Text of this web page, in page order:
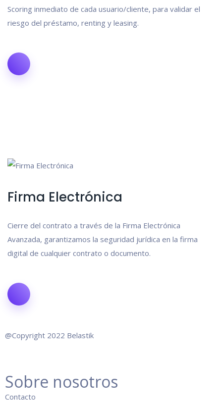
Scoring inmediato de cada usuario/cliente, para validar el
riesgo del préstamo, renting y leasing.
Firma Electrónica
Cierre del contrato a través de la Firma Electrónica
Avanzada, garantizamos la seguridad jurídica en la firma
digital de cualquier contrato o documento.
@Copyright 2022 Belastik
Sobre nosotros
Contacto